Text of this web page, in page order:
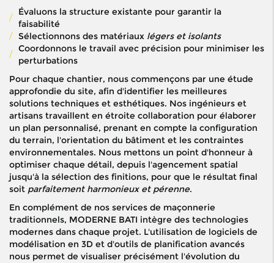
Évaluons la structure existante pour garantir la
faisabilité
Sélectionnons des matériaux légers et isolants
Coordonnons le travail avec précision pour minimiser les
perturbations
Pour chaque chantier, nous commençons par une étude
approfondie du site, afin d'identifier les meilleures
solutions techniques et esthétiques. Nos ingénieurs et
artisans travaillent en étroite collaboration pour élaborer
un plan personnalisé, prenant en compte la configuration
du terrain, l'orientation du bâtiment et les contraintes
environnementales. Nous mettons un point d'honneur à
optimiser chaque détail, depuis l'agencement spatial
jusqu'à la sélection des finitions, pour que le résultat final
soit parfaitement harmonieux et pérenne.
En complément de nos services de maçonnerie
traditionnels, MODERNE BATI intègre des technologies
modernes dans chaque projet. L'utilisation de logiciels de
modélisation en 3D et d'outils de planification avancés
nous permet de visualiser précisément l'évolution du